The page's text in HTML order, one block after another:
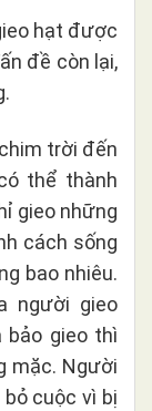
hạt được
đề còn lại,
trời đến
thể thành
gieo những
cách sống
bao nhiêu.
người gieo
bảo gieo thì
mặc. Người
cuộc vì bị